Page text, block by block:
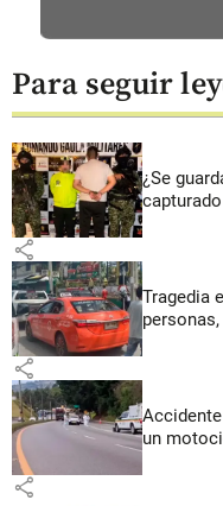
Para seguir
¿Se
share
Tragedia
share
un
share